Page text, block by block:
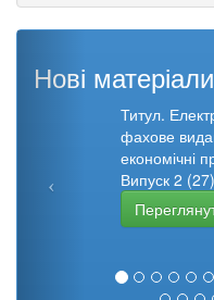
Нові матеріали
Титул.
фахове
економічні
Випуск 2